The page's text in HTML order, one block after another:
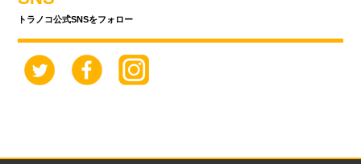
トラノコ公式SNSをフォロー